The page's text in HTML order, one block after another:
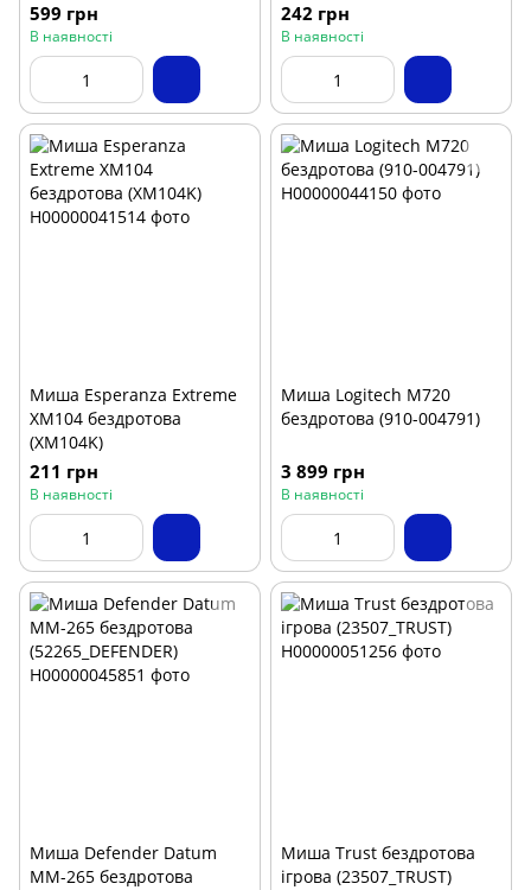
599 грн
В наявності
242 грн
В наявності
Миша Esperanza Extreme
XM104 бездротова
(XM104K)
211 грн
В наявності
Миша Logitech M720
бездротова (910-004791)
3 899 грн
В наявності
Миша Defender Datum
MM-265 бездротова
Миша Trust бездротова
ігрова (23507_TRUST)